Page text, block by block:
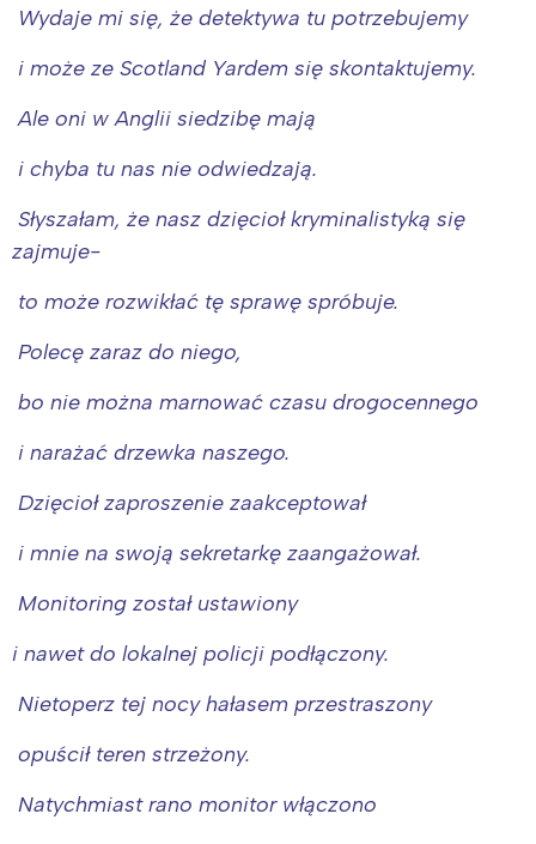
Wydaje mi się, że detektywa tu potrzebujemy
i może ze Scotland Yardem się skontaktujemy.
Ale oni w Anglii siedzibę mają
i chyba tu nas nie odwiedzają.
Słyszałam, że nasz dzięcioł kryminalistyką się
zajmuje-
to może rozwikłać tę sprawę spróbuje.
Polecę zaraz do niego,
bo nie można marnować czasu drogocennego
i narażać drzewka naszego.
Dzięcioł zaproszenie zaakceptował
i mnie na swoją sekretarkę zaangażował.
Monitoring został ustawiony
i nawet do lokalnej policji podłączony.
Nietoperz tej nocy hałasem przestraszony
opuścił teren strzeżony.
Natychmiast rano monitor włączono